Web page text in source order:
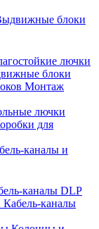
блоки
лючки
блоки
Монтаж
лючки
для
каналы и
каналы DLP
Кабель-каналы